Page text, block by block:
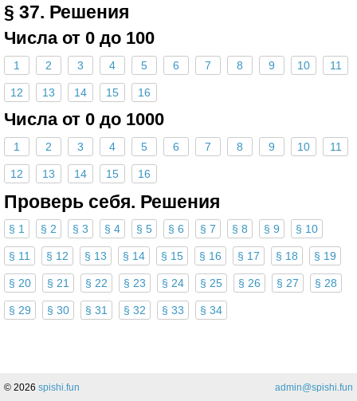
§ 37. Решения
Числа от 0 до 100
1 2 3 4 5 6 7 8 9 10 11
12 13 14 15 16
Числа от 0 до 1000
1 2 3 4 5 6 7 8 9 10 11
12 13 14 15 16
Проверь себя. Решения
§ 1 § 2 § 3 § 4 § 5 § 6 § 7 § 8 § 9 § 10
§ 11 § 12 § 13 § 14 § 15 § 16 § 17 § 18 § 19
§ 20 § 21 § 22 § 23 § 24 § 25 § 26 § 27 § 28
§ 29 § 30 § 31 § 32 § 33 § 34
© 2026 spishi.fun admin@spishi.fun